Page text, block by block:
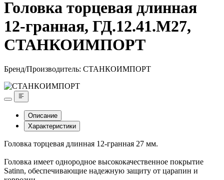
Головка торцевая длинная
12-гранная, ГД.12.41.М27,
СТАНКОИМПОРТ
Бренд/Производитель: СТАНКОИМПОРТ
Описание
Характеристики
Головка торцевая длинная 12-гранная 27 мм.
Головка имеет однородное высококачественное покрытие
Satinn, обеспечивающие надежную защиту от царапин и